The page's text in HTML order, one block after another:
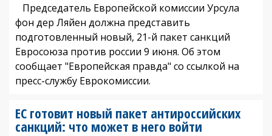
Председатель Европейской комиссии Урсула
фон дер Ляйен должна представить
подготовленный новый, 21-й пакет санкций
Евросоюза против россии 9 июня. Об этом
сообщает "Европейская правда" со ссылкой на
пресс-службу Еврокомиссии.
ЕС готовит новый пакет антироссийских
санкций: что может в него войти